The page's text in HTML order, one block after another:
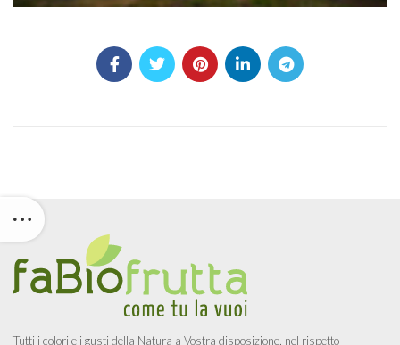
Tutti i colori e i gusti della Natura a Vostra disposizione, nel rispetto